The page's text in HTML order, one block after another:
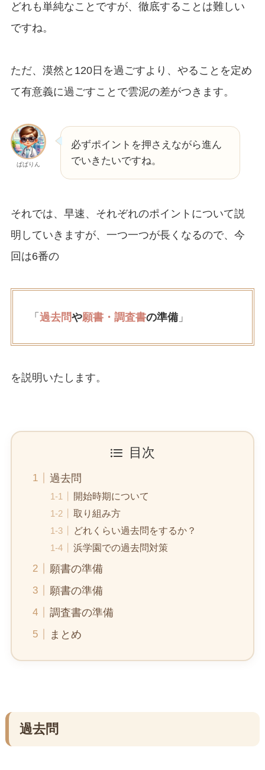
どれも単純なことですが、徹底することは難しい
ですね。
ただ、漠然と120日を過ごすより、やることを定め
て有意義に過ごすことで雲泥の差がつきます。
ぱぱりん
必ずポイントを押さえながら進ん
でいきたいですね。
それでは、早速、それぞれのポイントについて説
明していきますが、一つ一つが長くなるので、今
回は6番の
「 過去問や願書・調査書の準備」
を説明いたします。
目次
過去問
開始時期について
取り組み方
どれくらい過去問をするか？
浜学園での過去問対策
願書の準備
願書の準備
調査書の準備
まとめ
過去問